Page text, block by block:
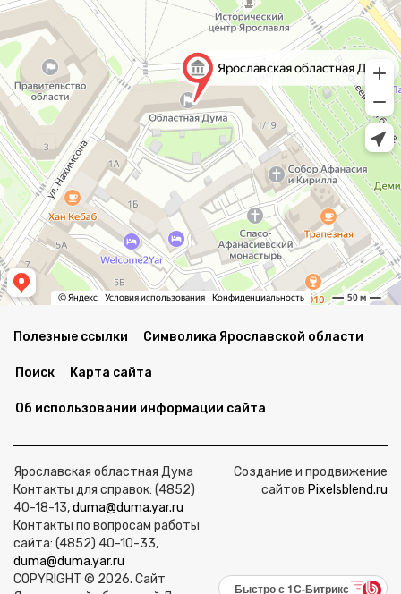
Полезные ссылки Символика Ярославской области
Поиск Карта сайта
Об использовании информации сайта
Ярославская областная Дума
Контакты для справок: (4852)
40-18-13,duma@duma.yar.ru
Контакты по вопросам работы
сайта: (4852) 40-10-33,
duma@duma.yar.ru
COPYRIGHT © 2026. Сайт
Создание и продвижение
сайтов Pixelsblend.ru
Быстро с 1С-Битрикс